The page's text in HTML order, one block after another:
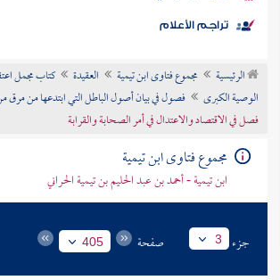
موضوعي
تراجم الأعلام
الرئيسية مجموع فتاوى ابن تيمية العقيدة
كتاب مجمل
الوصية الكبرى
فصول في بيان أصول الباطل التي ابتدعها من مرق
فصل في الاقتصاد والاعتدال في أمر الصحابة والقرابة
مجموع فتاوى ابن تيمية
ابن تيمية - أحمد بن عبد الحليم بن تيمية الحراني
جزء 3 صفحة 405